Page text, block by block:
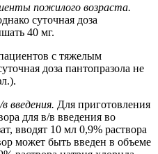
пожилого возраста.
суточная доза
40 мг.
с тяжелым
доза пантопразола не
введения. Для приготовления
для в/в введения во
вводят 10 мл 0,9% раствора
может быть введен в объеме